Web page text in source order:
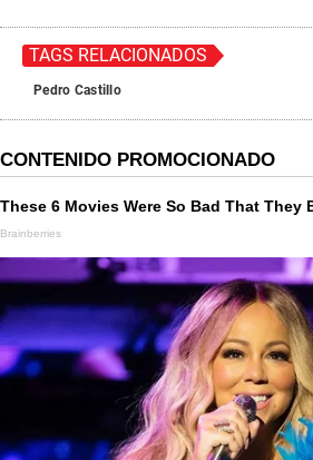
TAGS RELACIONADOS
Pedro Castillo